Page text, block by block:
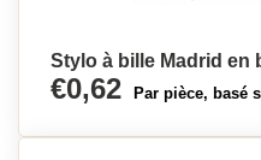
Stylo à bille Madrid en
€0,62 Par pièce, basé